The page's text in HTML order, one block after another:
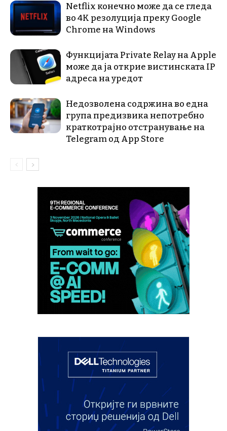
Netflix конечно може да се гледа
во 4K резолуција преку Google
Chrome на Windows
Функцијата Private Relay на Apple
може да ја открие вистинската IP
адреса на уредот
Недозволена содржина во една
група предизвика непотребно
краткотрајно отстранување на
Telegram од App Store